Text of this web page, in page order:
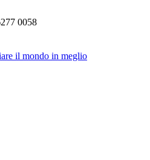
0058
il mondo in meglio